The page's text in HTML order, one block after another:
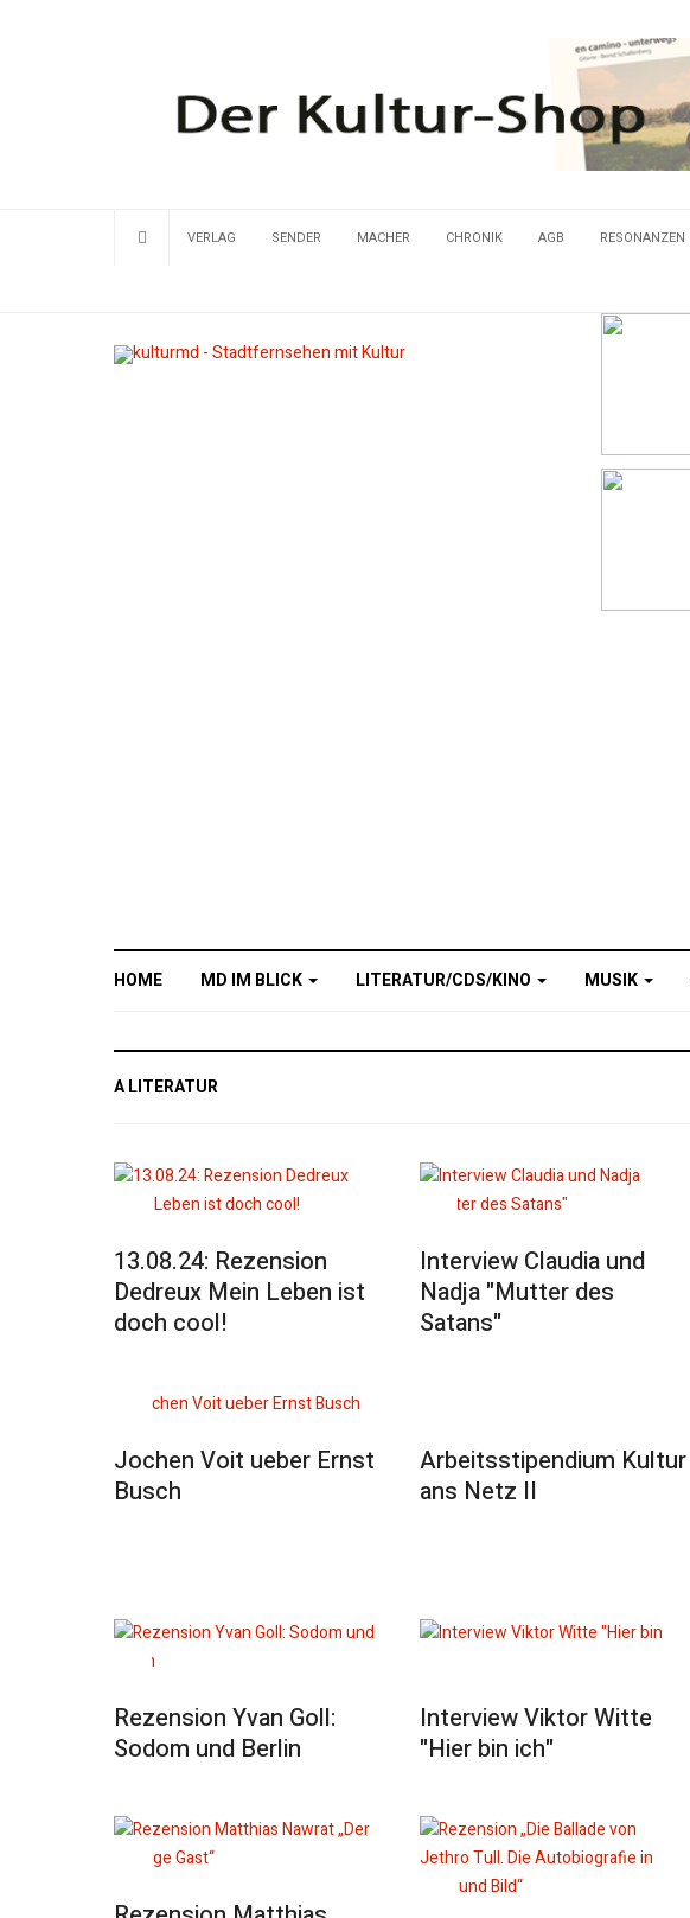
VERLAG SENDER MACHER CHRONIK AGB RESONANZEN
HOME MD IM BLICK LITERATUR/CDS/KINO MUSIK
A LITERATUR
13.08.24: Rezension
Dedreux Mein Leben ist
doch cool!
Interview Claudia und
Nadja "Mutter des
Satans"
Jochen Voit ueber Ernst
Busch
Arbeitsstipendium Kultur
ans Netz II
Rezension Yvan Goll:
Sodom und Berlin
Interview Viktor Witte
"Hier bin ich"